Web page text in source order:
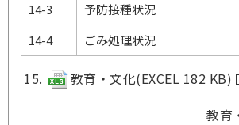
14-3
予防接種状況
14-4
ごみ処理状況
教育・文化(EXCEL 182 KB)
教育